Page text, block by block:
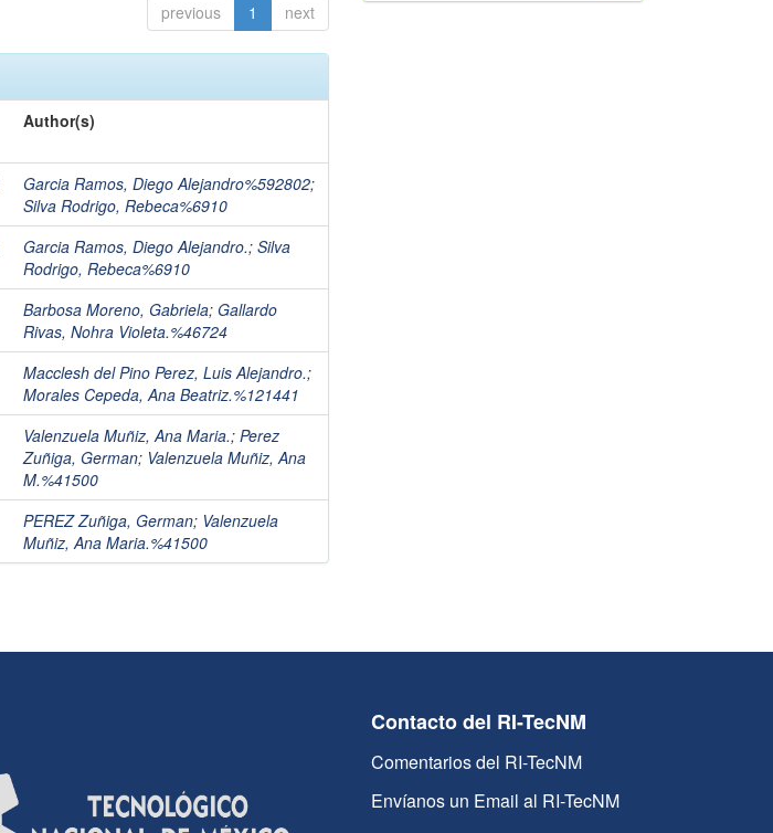
previous 1 next
Author(s)
Garcia Ramos, Diego Alejandro%592802;
Silva Rodrigo, Rebeca%6910
Garcia Ramos, Diego Alejandro.; Silva
Rodrigo, Rebeca%6910
Barbosa Moreno, Gabriela; Gallardo
Rivas, Nohra Violeta.%46724
Macclesh del Pino Perez, Luis Alejandro.;
Morales Cepeda, Ana Beatriz.%121441
Valenzuela Muñiz, Ana Maria.; Perez
Zuñiga, German; Valenzuela Muñiz, Ana
M.%41500
PEREZ Zuñiga, German; Valenzuela
Muñiz, Ana Maria.%41500
Contacto del RI-TecNM
Comentarios del RI-TecNM
Envíanos un Email al RI-TecNM